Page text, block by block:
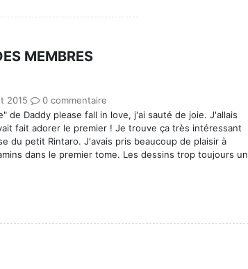
MEMBRES
2015
0 commentaire
de Daddy please fall in love, j'ai sauté de joie. J'allais
fait adorer le premier ! Je trouve ça très intéressant
du petit Rintaro. J'avais pris beaucoup de plaisir à
dans le premier tome. Les dessins trop toujours un